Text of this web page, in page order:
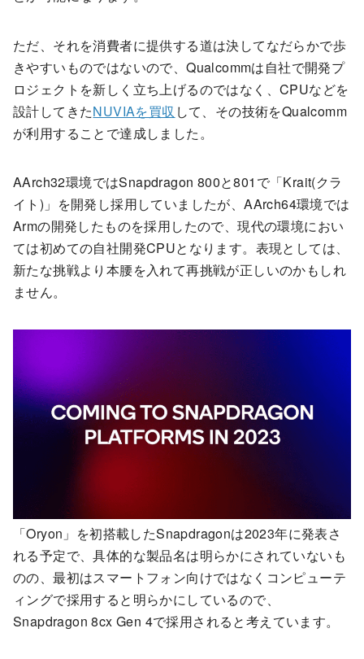
ただ、それを消費者に提供する道は決してなだらかで歩
きやすいものではないので、Qualcommは自社で開発プ
ロジェクトを新しく立ち上げるのではなく、CPUなどを
設計してきたNUVIAを買収 して、その技術をQualcomm
が利用することで達成しました。
AArch32環境ではSnapdragon 800と801で「Krait(クラ
イト)」を開発し採用していましたが、AArch64環境では
Armの開発したものを採用したので、現代の環境におい
ては初めての自社開発CPUとなります。表現としては、
新たな挑戦より本腰を入れて再挑戦が正しいのかもしれ
ません。
「Oryon」を初搭載したSnapdragonは2023年に発表さ
れる予定で、具体的な製品名は明らかにされていないも
のの、最初はスマートフォン向けではなくコンピューテ
ィングで採用すると明らかにしているので、
Snapdragon 8cx Gen 4で採用されると考えています。